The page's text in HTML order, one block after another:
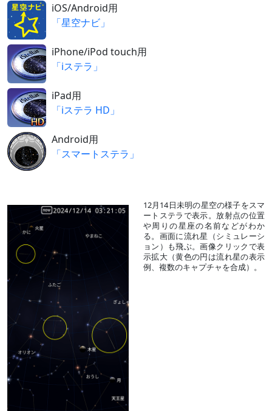
iOS/Android用
「星空ナビ」
iPhone/iPod touch用
「iステラ」
iPad用
「iステラ HD」
Android用
「スマートステラ」
12月14日未明の星空の様子をスマ
ートステラで表示。放射点の位置
や周りの星座の名前などがわか
る。画面に流れ星（シミュレーシ
ョン）も飛ぶ。画像クリックで表
示拡大（黄色の円は流れ星の表示
例、複数のキャプチャを合成）。